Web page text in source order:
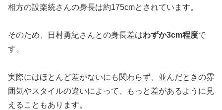
相方の設楽統さんの身長は約175cmとされています。
そのため、日村勇紀さんとの身長差はわずか3cm程度で
す。
実際にはほとんど差がないにも関わらず、並んだときの雰
囲気やスタイルの違いによって、もっと差があるように見
えることもあります。